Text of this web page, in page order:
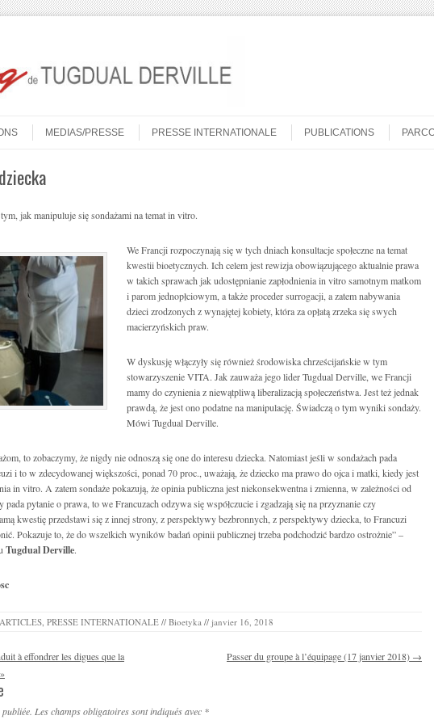
MEDIAS/PRESSE PRESSE INTERNATIONALE PUBLICATIONS
jak manipuluje się sondażami na temat in vitro.
We Francji rozpoczynają się w tych dniach konsultacje społeczne na temat
kwestii bioetycznych. Ich celem jest rewizja obowiązującego aktualnie prawa
w takich sprawach jak udostępnianie zapłodnienia in vitro samotnym matkom
i parom jednopłciowym, a także proceder surrogacji, a zatem nabywania
dzieci zrodzonych z wynajętej kobiety, która za opłatą zrzeka się swych
macierzyńskich praw.
W dyskusję włączyły się również środowiska chrześcijańskie w tym
stowarzyszenie VITA. Jak zauważa jego lider Tugdual Derville, we Francji
mamy do czynienia z niewątpliwą liberalizacją społeczeństwa. Jest też jednak
prawdą, że jest ono podatne na manipulację. Świadczą o tym wyniki sondaży.
Mówi Tugdual Derville.
to zobaczymy, że nigdy nie odnoszą się one do interesu dziecka. Natomiast jeśli w sondażach pada
i to w zdecydowanej większości, ponad 70 proc., uważają, że dziecko ma prawo do ojca i matki, kiedy jest
in vitro. A zatem sondaże pokazują, że opinia publiczna jest niekonsekwentna i zmienna, w zależności od
pytanie o prawa, to we Francuzach odzywa się współczucie i zgadzają się na przyznanie czy
kwestię przedstawi się z innej strony, z perspektywy bezbronnych, z perspektywy dziecka, to Francuzi
Pokazuje to, że do wszelkich wyników badań opinii publicznej trzeba podchodzić bardzo ostrożnie” –
Tugdual Derville.
ARTICLES PRESSE INTERNATIONALE // Bioetyka // janvier 16, 2018
à effondrer les digues que la
Passer du groupe à l’équipage (17 janvier 2018) →
Les champs obligatoires sont indiqués avec *